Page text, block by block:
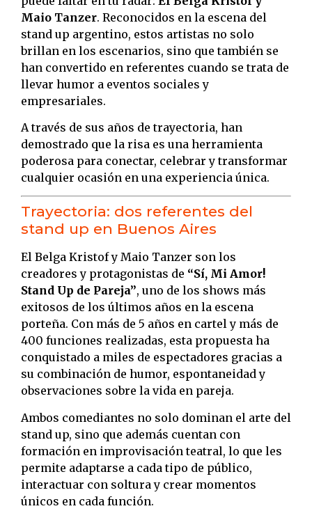
Maio Tanzer. Reconocidos en la escena del
stand up argentino, estos artistas no solo
brillan en los escenarios, sino que también se
han convertido en referentes cuando se trata de
llevar humor a eventos sociales y
empresariales.
A través de sus años de trayectoria, han
demostrado que la risa es una herramienta
poderosa para conectar, celebrar y transformar
cualquier ocasión en una experiencia única.
Trayectoria: dos referentes del
stand up en Buenos Aires
El Belga Kristof y Maio Tanzer son los
creadores y protagonistas de “Sí, Mi Amor!
Stand Up de Pareja”, uno de los shows más
exitosos de los últimos años en la escena
porteña. Con más de 5 años en cartel y más de
400 funciones realizadas, esta propuesta ha
conquistado a miles de espectadores gracias a
su combinación de humor, espontaneidad y
observaciones sobre la vida en pareja.
Ambos comediantes no solo dominan el arte del
stand up, sino que además cuentan con
formación en improvisación teatral, lo que les
permite adaptarse a cada tipo de público,
interactuar con soltura y crear momentos
únicos en cada función.